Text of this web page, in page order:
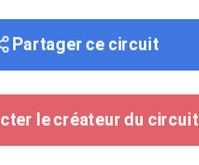
Partager ce circuit
le créateur du circuit